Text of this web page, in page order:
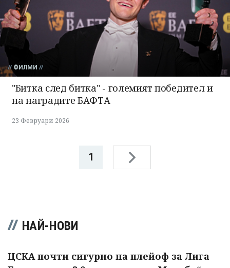
ФИЛМИ
"Битка след битка" - големият победител и
на наградите БАФТА
23 Февруари 2026
1
НАЙ-НОВИ
ЦСКА почти сигурно на плейоф за Лига